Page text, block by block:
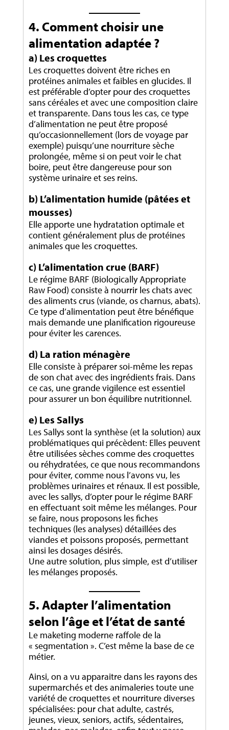
4. Comment choisir une
alimentation adaptée ?
a) Les croquettes
Les croquettes doivent être riches en
protéines animales et faibles en glucides. Il
est préférable d’opter pour des croquettes
sans céréales et avec une composition claire
et transparente. Dans tous les cas, ce type
d’alimentation ne peut être proposé
qu’occasionnellement (lors de voyage par
exemple) puisqu’une nourriture sèche
prolongée, même si on peut voir le chat
boire, peut être dangereuse pour son
système urinaire et ses reins.
b) L’alimentation humide (pâtées et
mousses)
Elle apporte une hydratation optimale et
contient généralement plus de protéines
animales que les croquettes.
c) L’alimentation crue (BARF)
Le régime BARF (Biologically Appropriate
Raw Food) consiste à nourrir les chats avec
des aliments crus (viande, os charnus, abats).
Ce type d’alimentation peut être bénéfique
mais demande une planification rigoureuse
pour éviter les carences.
d) La ration ménagère
Elle consiste à préparer soi-même les repas
de son chat avec des ingrédients frais. Dans
ce cas, une grande vigilence est essentiel
pour assurer un bon équilibre nutritionnel.
e) Les Sallys
Les Sallys sont la synthèse (et la solution) aux
problématiques qui précèdent: Elles peuvent
être utilisées sèches comme des croquettes
ou réhydratées, ce que nous recommandons
pour éviter, comme nous l’avons vu, les
problèmes urinaires et rénaux. Il est possible,
avec les sallys, d’opter pour le régime BARF
en effectuant soit même les mélanges. Pour
se faire, nous proposons les fiches
techniques (les analyses) détaillées des
viandes et poissons proposés, permettant
ainsi les dosages désirés.
Une autre solution, plus simple, est d’utiliser
les mélanges proposés.
5. Adapter l’alimentation
selon l’âge et l’état de santé
Le maketing moderne raffole de la
« segmentation ». C’est même la base de ce
métier.
Ainsi, on a vu apparaitre dans les rayons des
supermarchés et des animaleries toute une
variété de croquettes et nourriture diverses
spécialisées: pour chat adulte, castrés,
jeunes, vieux, seniors, actifs, sédentaires,